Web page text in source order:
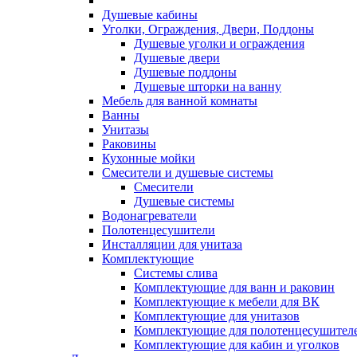
Душевые кабины
Уголки, Ограждения, Двери, Поддоны
Душевые уголки и ограждения
Душевые двери
Душевые поддоны
Душевые шторки на ванну
Мебель для ванной комнаты
Ванны
Унитазы
Раковины
Кухонные мойки
Смесители и душевые системы
Смесители
Душевые системы
Водонагреватели
Полотенцесушители
Инсталляции для унитаза
Комплектующие
Системы слива
Комплектующие для ванн и раковин
Комплектующие к мебели для ВК
Комплектующие для унитазов
Комплектующие для
Комплектующие для кабин и уголков